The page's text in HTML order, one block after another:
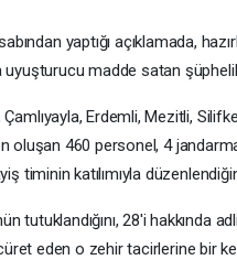
yaptığı açıklamada,
madde satan
Erdemli, Mezitli,
oluşan 460 personel, 4
timinin katılımıyla
tutuklandığını, 28'i hakkında
eden o zehir tacirlerine bir